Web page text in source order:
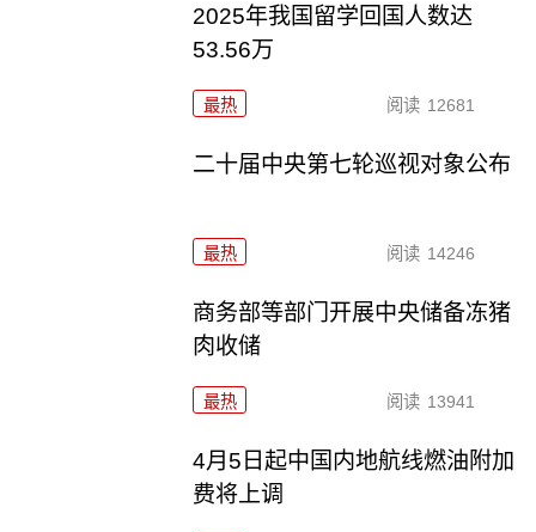
2025年我国留学回国人数达
53.56万
最热 阅读 12681
二十届中央第七轮巡视对象公布
最热 阅读 14246
商务部等部门开展中央储备冻猪
肉收储
最热 阅读 13941
4月5日起中国内地航线燃油附加
费将上调